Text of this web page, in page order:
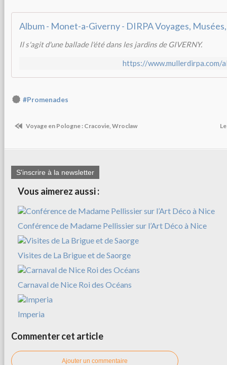
Album - Monet-a-Giverny - DIRPA Voyages,
Il s'agit d'une ballade l'été dans les jardins de GIVERNY.
https://www.mullerdirpa.com/
#Promenades
Voyage en Pologne : Cracovie, Wroclaw
S'inscrire à la newsletter
Vous aimerez aussi :
Conférence de Madame Pellissier sur l’Art Déco à Nice
Visites de La Brigue et de Saorge
Carnaval de Nice Roi des Océans
Imperia
Commenter cet article
Ajouter un commentaire